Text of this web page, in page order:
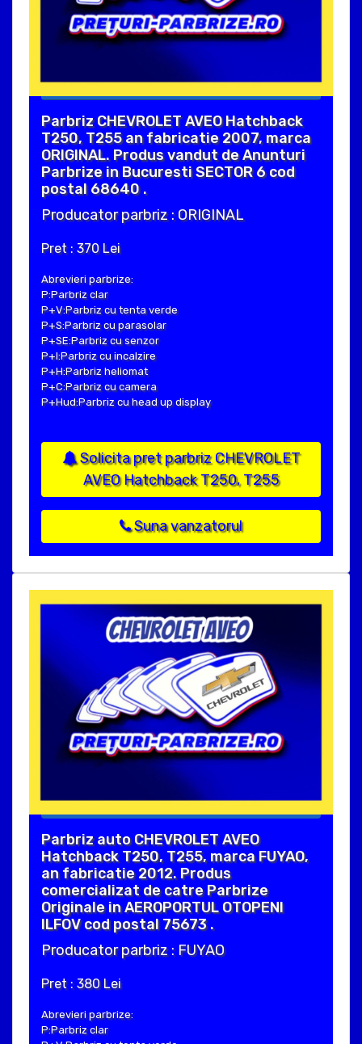
Parbriz CHEVROLET AVEO Hatchback
T250, T255 an fabricatie 2007, marca
ORIGINAL. Produs vandut de Anunturi
Parbrize in Bucuresti SECTOR 6 cod
postal 68640 .
Producator parbriz : ORIGINAL
Pret : 370 Lei
Abrevieri parbrize:
P:Parbriz clar
P+V:Parbriz cu tenta verde
P+S:Parbriz cu parasolar
P+SE:Parbriz cu senzor
P+I:Parbriz cu incalzire
P+H:Parbriz heliomat
P+C:Parbriz cu camera
P+Hud:Parbriz cu head up display
Solicita pret parbriz CHEVROLET
AVEO Hatchback T250, T255
Suna vanzatorul
Parbriz auto CHEVROLET AVEO
Hatchback T250, T255, marca FUYAO,
an fabricatie 2012. Produs
comercializat de catre Parbrize
Originale in AEROPORTUL OTOPENI
ILFOV cod postal 75673 .
Producator parbriz : FUYAO
Pret : 380 Lei
Abrevieri parbrize:
P:Parbriz clar